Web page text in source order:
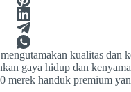
kualitas dan
gaya hidup dan
merek handuk premium